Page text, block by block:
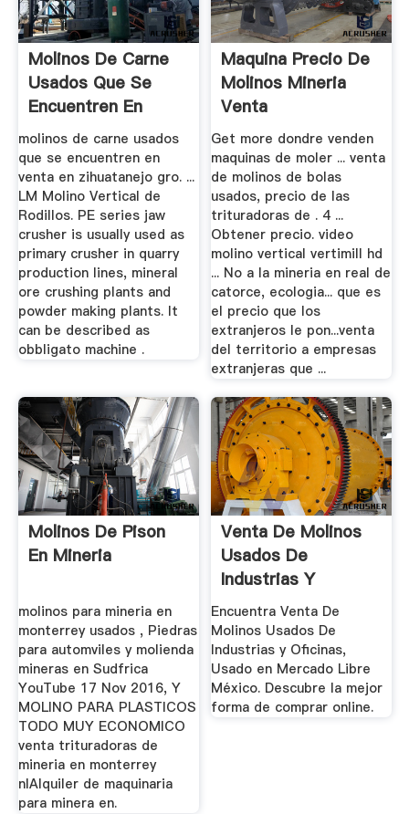
Molinos De Carne
Usados Que Se
Encuentren En
Venta En ...
molinos de carne usados
que se encuentren en
venta en zihuatanejo gro. ...
LM Molino Vertical de
Rodillos. PE series jaw
crusher is usually used as
primary crusher in quarry
production lines, mineral
ore crushing plants and
powder making plants. It
can be described as
obbligato machine .
Maquina Precio De
Molinos Mineria
Venta
Get more dondre venden
maquinas de moler ... venta
de molinos de bolas
usados, precio de las
trituradoras de . 4 ...
Obtener precio. video
molino vertical vertimill hd
... No a la mineria en real de
catorce, ecologia... que es
el precio que los
extranjeros le pon...venta
del territorio a empresas
extranjeras que ...
Molinos De Pison
En Mineria
molinos para mineria en
monterrey usados , Piedras
para automviles y molienda
mineras en Sudfrica
YouTube 17 Nov 2016, Y
MOLINO PARA PLASTICOS
TODO MUY ECONOMICO
venta trituradoras de
mineria en monterrey
nlAlquiler de maquinaria
para minera en.
Venta De Molinos
Usados De
Industrias Y
Oficinas, Usado ...
Encuentra Venta De
Molinos Usados De
Industrias y Oficinas,
Usado en Mercado Libre
México. Descubre la mejor
forma de comprar online.